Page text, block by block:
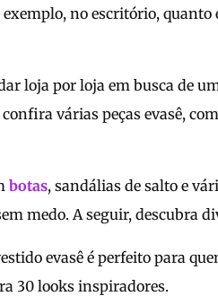
no escritório,
loja por loja em busca de
várias peças evasê,
botas, sandálias de salto e
medo. A seguir, descubra
evasê é perfeito para
30 looks inspiradores.